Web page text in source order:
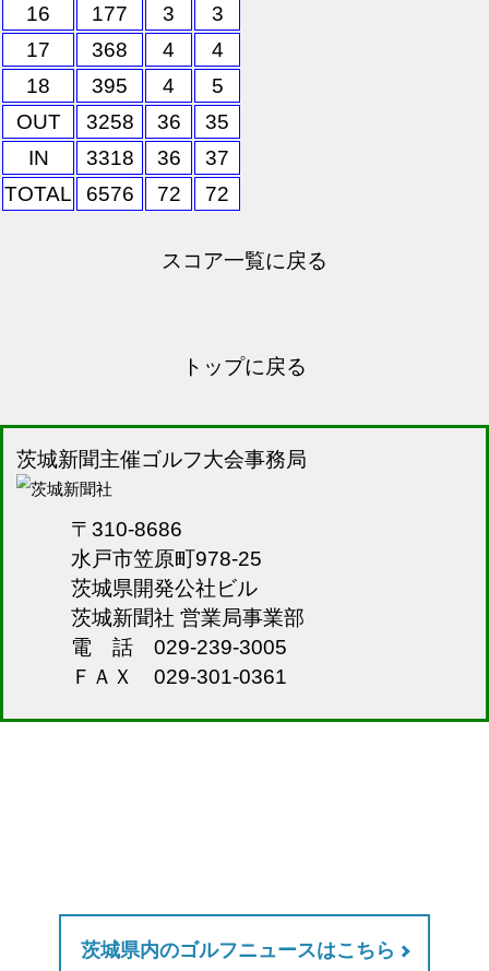
16
177 3
3
17
368 4
4
18
395 4
5
OUT
3258 36
35
IN
3318 36
37
TOTAL
6576 72 72
スコア一覧に戻る
トップに戻る
茨城新聞主催ゴルフ大会事務局
〒310-8686
水戸市笠原町978-25
茨城県開発公社ビル
茨城新聞社 営業局事業部
電 話 029-239-3005
ＦＡＸ 029-301-0361
茨城県内のゴルフニュースはこちら